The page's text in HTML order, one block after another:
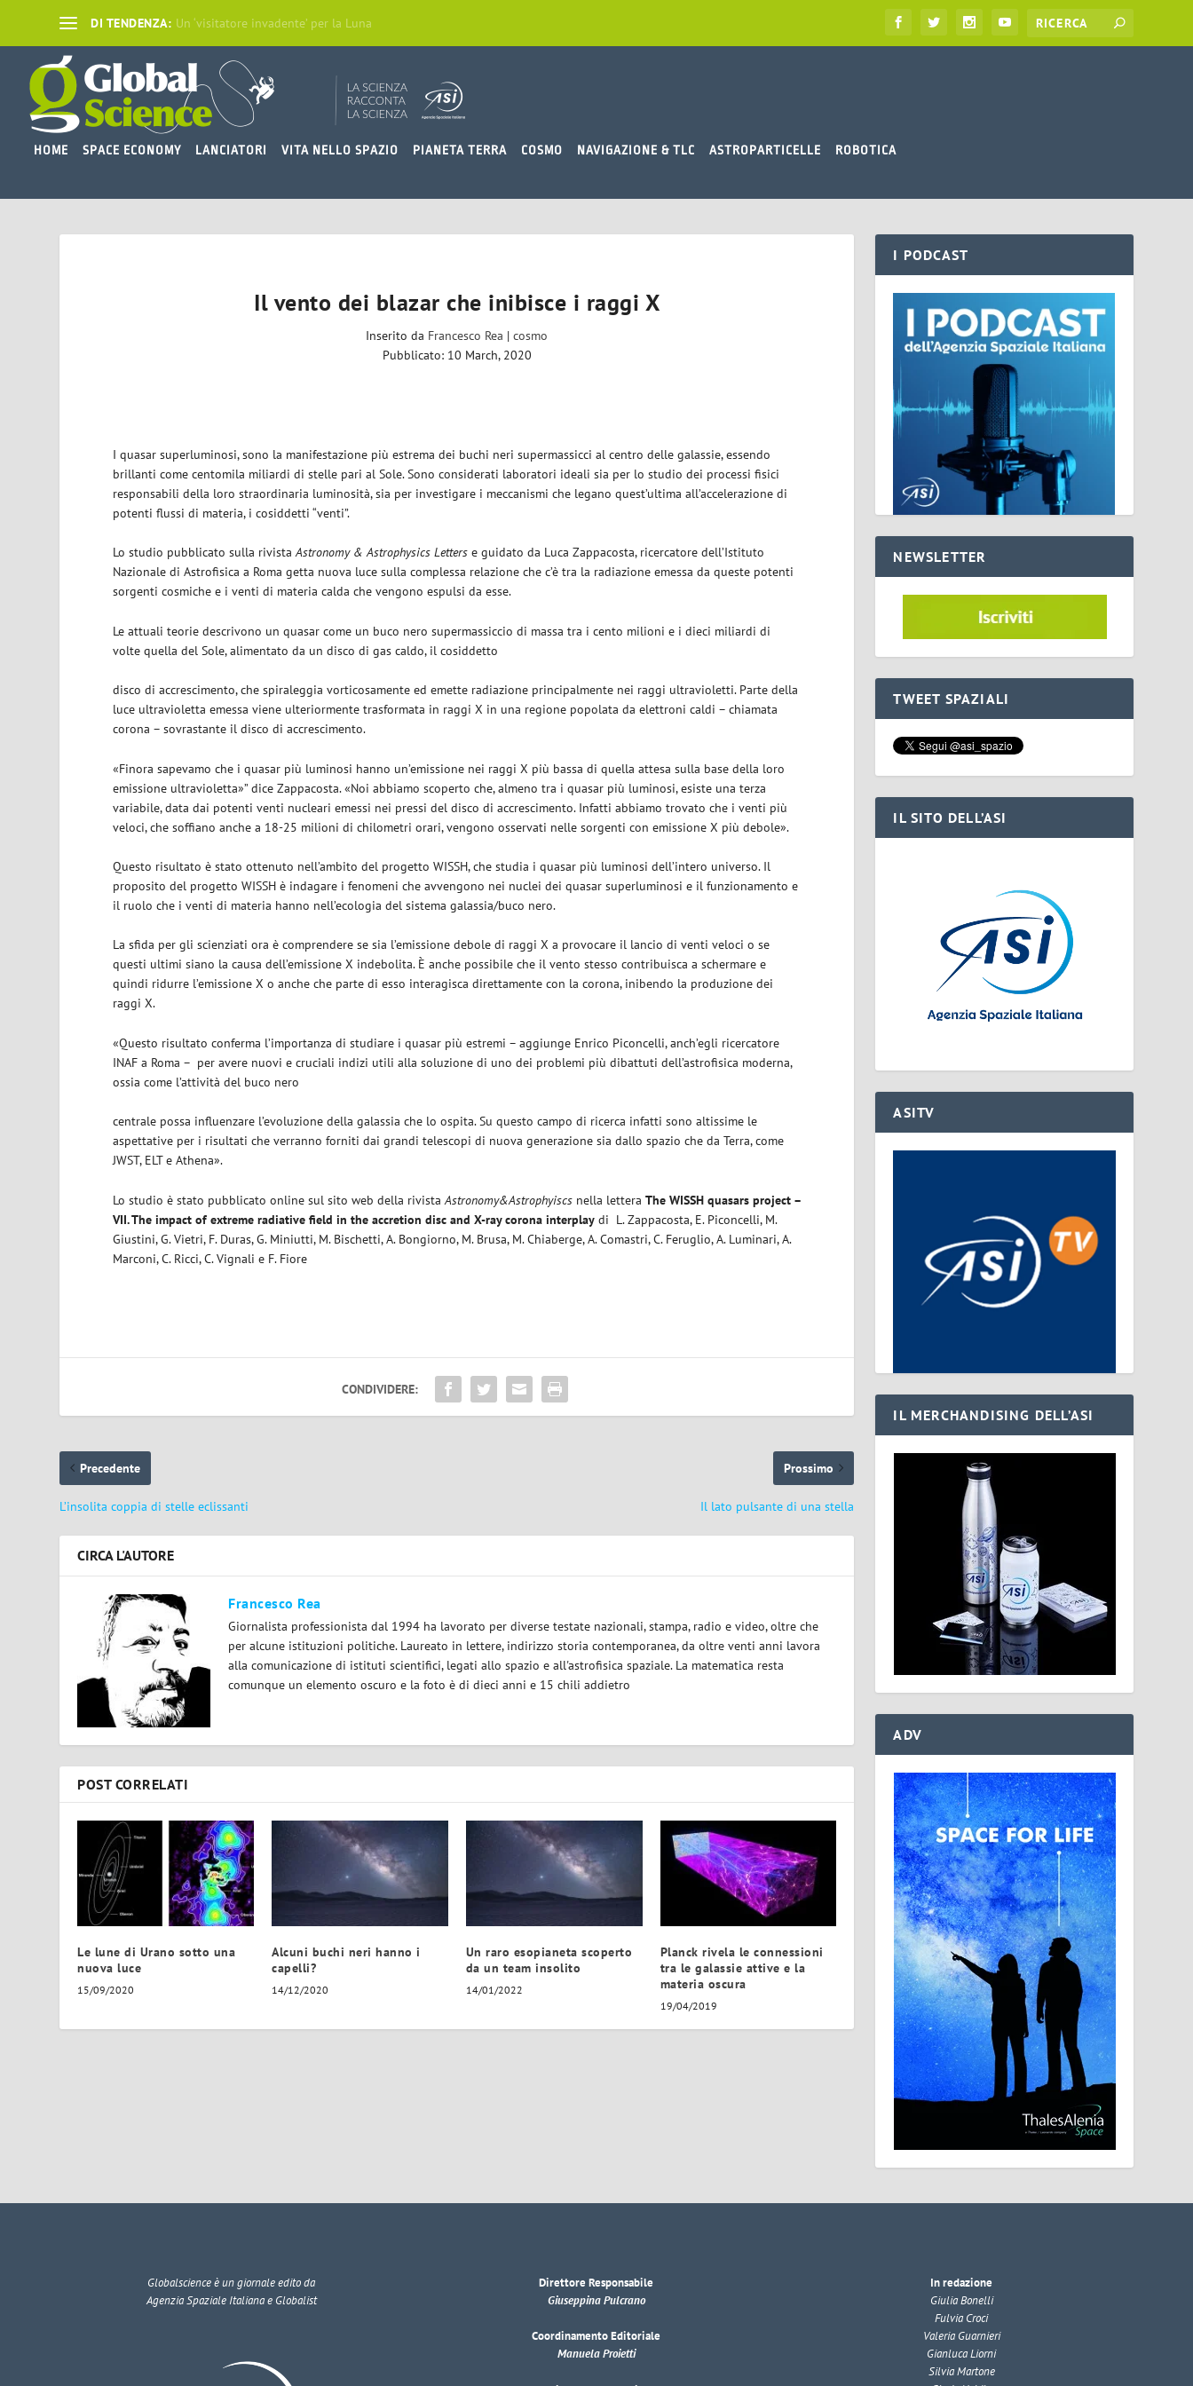
DI TENDENZA: Un ‘visitatore invadente’ per la Luna
HOME SPACE ECONOMY LANCIATORI VITA NELLO SPAZIO PIANETA TERRA COSMO NAVIGAZIONE & TLC ASTROPARTICELLE ROBOTICA
Il vento dei blazar che inibisce i raggi X
Inserito da Francesco Rea |cosmo
Pubblicato: 10 March, 2020
I quasar superluminosi, sono la manifestazione più estrema dei buchi neri supermassicci al centro delle galassie, essendo
brillanti come centomila miliardi di stelle pari al Sole. Sono considerati laboratori ideali sia per lo studio dei processi fisici
responsabili della loro straordinaria luminosità, sia per investigare i meccanismi che legano quest’ultima all’accelerazione di
potenti flussi di materia, i cosiddetti “venti”.
Lo studio pubblicato sulla rivistaAstronomy & Astrophysics Letters e guidato da Luca Zappacosta, ricercatore dell’Istituto
Nazionale di Astrofisica a Roma getta nuova luce sulla complessa relazione che c’è tra la radiazione emessa da queste potenti
sorgenti cosmiche e i venti di materia calda che vengono espulsi da esse.
Le attuali teorie descrivono un quasar come un buco nero supermassiccio di massa tra i cento milioni e i dieci miliardi di
volte quella del Sole, alimentato da un disco di gas caldo, il cosiddetto
disco di accrescimento, che spiraleggia vorticosamente ed emette radiazione principalmente nei raggi ultravioletti. Parte della
luce ultravioletta emessa viene ulteriormente trasformata in raggi X in una regione popolata da elettroni caldi – chiamata
corona – sovrastante il disco di accrescimento.
«Finora sapevamo che i quasar più luminosi hanno un’emissione nei raggi X più bassa di quella attesa sulla base della loro
emissione ultravioletta»” dice Zappacosta. «Noi abbiamo scoperto che, almeno tra i quasar più luminosi, esiste una terza
variabile, data dai potenti venti nucleari emessi nei pressi del disco di accrescimento. Infatti abbiamo trovato che i venti più
veloci, che soffiano anche a 18-25 milioni di chilometri orari, vengono osservati nelle sorgenti con emissione X più debole».
Questo risultato è stato ottenuto nell’ambito del progetto WISSH, che studia i quasar più luminosi dell’intero universo. Il
proposito del progetto WISSH è indagare i fenomeni che avvengono nei nuclei dei quasar superluminosi e il funzionamento e
il ruolo che i venti di materia hanno nell’ecologia del sistema galassia/buco nero.
La sfida per gli scienziati ora è comprendere se sia l’emissione debole di raggi X a provocare il lancio di venti veloci o se
questi ultimi siano la causa dell’emissione X indebolita. È anche possibile che il vento stesso contribuisca a schermare e
quindi ridurre l’emissione X o anche che parte di esso interagisca direttamente con la corona, inibendo la produzione dei
raggi X.
«Questo risultato conferma l’importanza di studiare i quasar più estremi – aggiunge Enrico Piconcelli, anch’egli ricercatore
INAF a Roma – per avere nuovi e cruciali indizi utili alla soluzione di uno dei problemi più dibattuti dell’astrofisica moderna,
ossia come l’attività del buco nero
centrale possa influenzare l’evoluzione della galassia che lo ospita. Su questo campo di ricerca infatti sono altissime le
aspettative per i risultati che verranno forniti dai grandi telescopi di nuova generazione sia dallo spazio che da Terra, come
JWST, ELT e Athena».
Lo studio è stato pubblicato online sul sito web della rivistaAstronomy&Astrophyiscs nella letteraThe WISSH quasars project –
VII. The impact of extreme radiative field in the accretion disc and X-ray corona interplay di L. Zappacosta, E. Piconcelli, M.
Giustini, G. Vietri, F. Duras, G. Miniutti, M. Bischetti, A. Bongiorno, M. Brusa, M. Chiaberge, A. Comastri, C. Feruglio, A. Luminari, A.
Marconi, C. Ricci, C. Vignali e F. Fiore
CONDIVIDERE:
Precedente
L’insolita coppia di stelle eclissanti
Prossimo
Il lato pulsante di una stella
CIRCA L'AUTORE
Francesco Rea
Giornalista professionista dal 1994 ha lavorato per diverse testate nazionali, stampa, radio e video, oltre che
per alcune istituzioni politiche. Laureato in lettere, indirizzo storia contemporanea, da oltre venti anni lavora
alla comunicazione di istituti scientifici, legati allo spazio e all'astrofisica spaziale. La matematica resta
comunque un elemento oscuro e la foto è di dieci anni e 15 chili addietro
POST CORRELATI
Le lune di Urano sotto una
nuova luce
15/09/2020
Alcuni buchi neri hanno i
capelli?
14/12/2020
Un raro esopianeta scoperto
da un team insolito
14/01/2022
Planck rivela le connessioni
tra le galassie attive e la
materia oscura
19/04/2019
I PODCAST
NEWSLETTER
TWEET SPAZIALI
IL SITO DELL’ASI
ASITV
IL MERCHANDISING DELL’ASI
ADV
Globalscienceè un giornale edito da
Agenzia Spaziale Italiana e Globalist
Direttore Responsabile
Giuseppina Pulcrano
Coordinamento Editoriale
Manuela Proietti
In redazione
Giulia Bonelli
Fulvia Croci
Valeria Guarnieri
Gianluca Liorni
Silvia Martone